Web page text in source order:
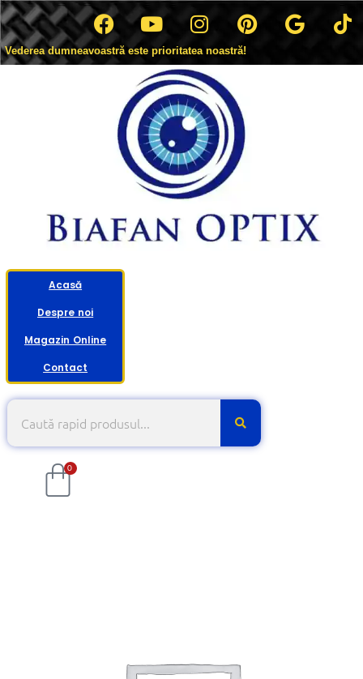
Vederea dumneavoastră este prioritatea noastră!
Acasă
Despre noi
Magazin Online
Contact
0